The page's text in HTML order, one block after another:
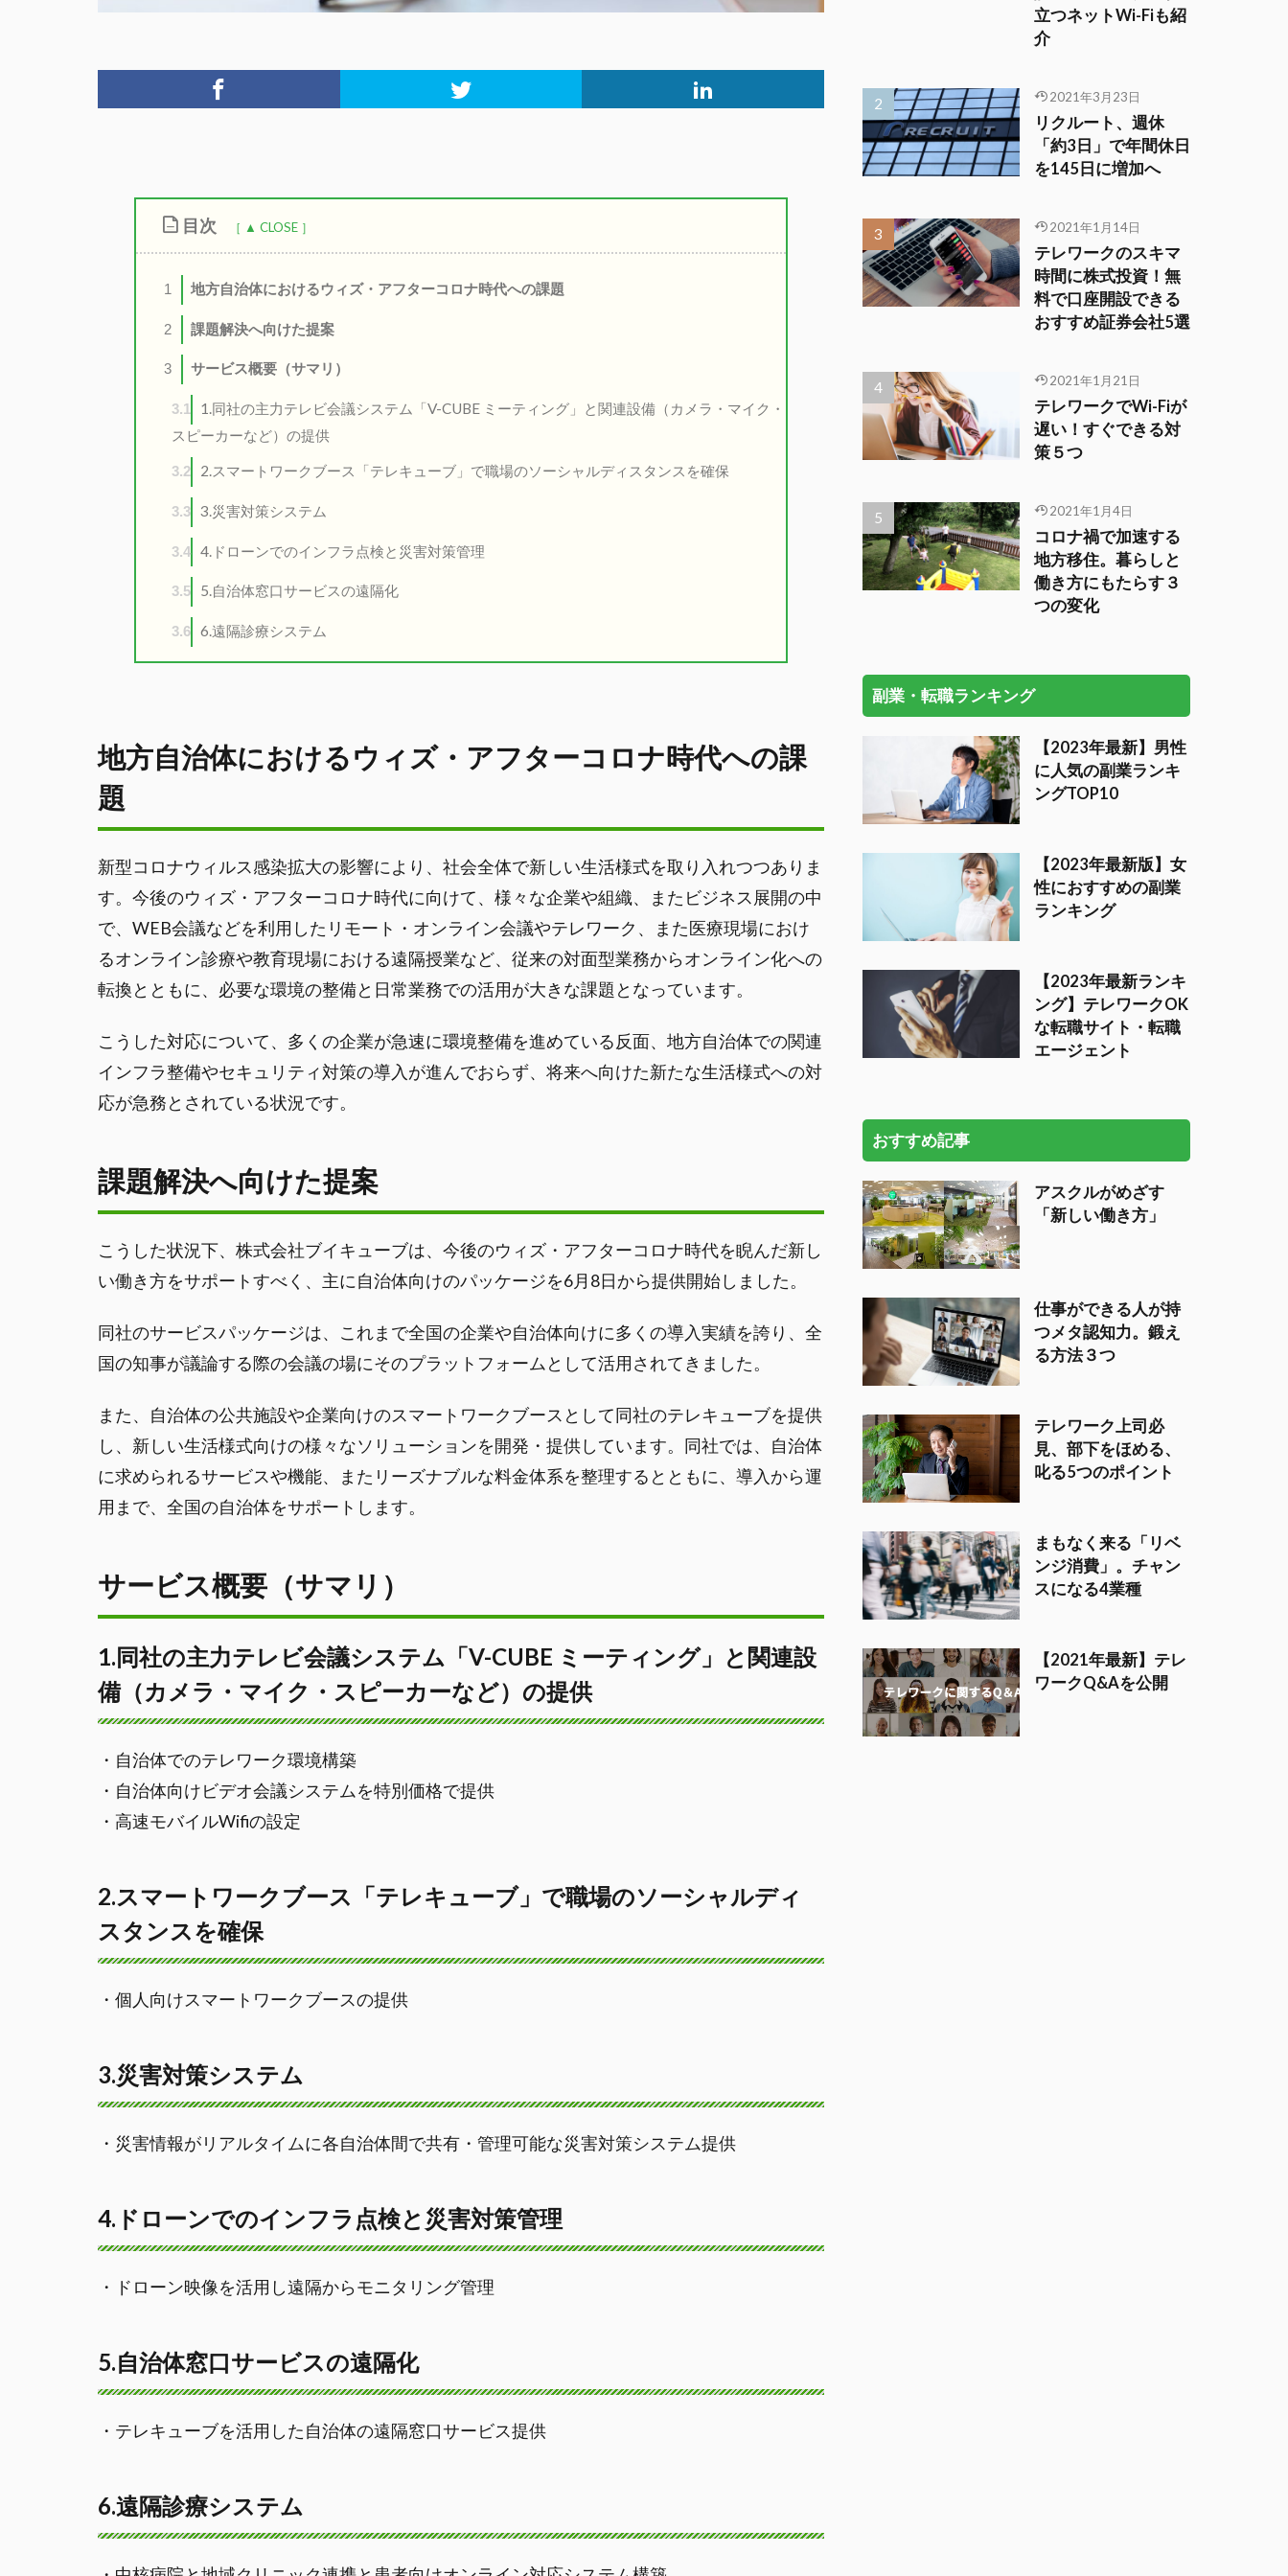
目次
1 地方自治体におけるウィズ・アフターコロナ時代への課題
2 課題解決へ向けた提案
3 サービス概要（サマリ）
3.1
1.同社の主力テレビ会議システム「V-CUBE ミーティング」と関連設備（カメラ・マイク・
スピーカーなど）の提供
3.2 2.スマートワークブース「テレキューブ」で職場のソーシャルディスタンスを確保
3.3 3.災害対策システム
3.4 4.ドローンでのインフラ点検と災害対策管理
3.5 5.自治体窓口サービスの遠隔化
3.6 6.遠隔診療システム
地方自治体におけるウィズ・アフターコロナ時代への課
題
新型コロナウィルス感染拡大の影響により、社会全体で新しい生活様式を取り入れつつありま
す。今後のウィズ・アフターコロナ時代に向けて、様々な企業や組織、またビジネス展開の中
で、WEB会議などを利用したリモート・オンライン会議やテレワーク、また医療現場におけ
るオンライン診療や教育現場における遠隔授業など、従来の対面型業務からオンライン化への
転換とともに、必要な環境の整備と日常業務での活用が大きな課題となっています。
こうした対応について、多くの企業が急速に環境整備を進めている反面、地方自治体での関連
インフラ整備やセキュリティ対策の導入が進んでおらず、将来へ向けた新たな生活様式への対
応が急務とされている状況です。
課題解決へ向けた提案
こうした状況下、株式会社ブイキューブは、今後のウィズ・アフターコロナ時代を睨んだ新し
い働き方をサポートすべく、主に自治体向けのパッケージを6月8日から提供開始しました。
同社のサービスパッケージは、これまで全国の企業や自治体向けに多くの導入実績を誇り、全
国の知事が議論する際の会議の場にそのプラットフォームとして活用されてきました。
また、自治体の公共施設や企業向けのスマートワークブースとして同社のテレキューブを提供
し、新しい生活様式向けの様々なソリューションを開発・提供しています。同社では、自治体
に求められるサービスや機能、またリーズナブルな料金体系を整理するとともに、導入から運
用まで、全国の自治体をサポートします。
サービス概要（サマリ）
1.同社の主力テレビ会議システム「V-CUBE ミーティング」と関連設
備（カメラ・マイク・スピーカーなど）の提供
・自治体でのテレワーク環境構築
・自治体向けビデオ会議システムを特別価格で提供
・高速モバイルWifiの設定
2.スマートワークブース「テレキューブ」で職場のソーシャルディ
スタンスを確保
・個人向けスマートワークブースの提供​
3.災害対策システム
・災害情報がリアルタイムに各自治体間で共有・管理可能な災害対策システム提供
4.ドローンでのインフラ点検と災害対策管理
・ドローン映像を活用し遠隔からモニタリング管理
5.自治体窓口サービスの遠隔化
・テレキューブを活用した自治体の遠隔窓口サービス提供
6.遠隔診療システム
立つネットWi-Fiも紹
介
2021年3月23日
リクルート、週休
「約3日」で年間休日
を145日に増加へ
2021年1月14日
テレワークのスキマ
時間に株式投資！無
料で口座開設できる
おすすめ証券会社5選
2021年1月21日
テレワークでWi-Fiが
遅い！すぐできる対
策５つ
2021年1月4日
コロナ禍で加速する
地方移住。暮らしと
働き方にもたらす３
つの変化
副業・転職ランキング
【2023年最新】男性
に人気の副業ランキ
ングTOP10
【2023年最新版】女
性におすすめの副業
ランキング
【2023年最新ランキ
ング】テレワークOK
な転職サイト・転職
エージェント
おすすめ記事
アスクルがめざす
「新しい働き方」
仕事ができる人が持
つメタ認知力。鍛え
る方法３つ
テレワーク上司必
見、部下をほめる、
叱る5つのポイント
まもなく来る「リベ
ンジ消費」。チャン
スになる4業種
【2021年最新】テレ
ワークQ&Aを公開